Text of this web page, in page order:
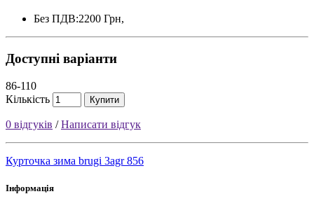
Без ПДВ:2200 Грн,
Доступні варіанти
86-110
Кількість
Купити
0 відгуків /Написати відгук
Курточка зима brugi 3agr 856
Інформація